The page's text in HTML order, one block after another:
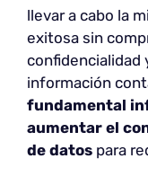
llevar a cabo la
exitosa sin
confidencialidad
información
fundamental
aumentar el
de datos para